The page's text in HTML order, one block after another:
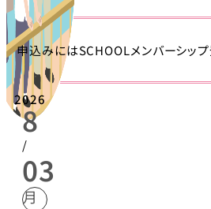
申込みにはSCHOOLメンバーシッ
2026
8
/
03
月